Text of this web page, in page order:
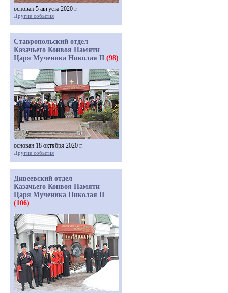
основан 5 августа 2020 г.
Другие события
Ставропольский отдел
Казачьего Конвоя Памяти
Царя Мученика Николая II (98)
основан 18 октября 2020 г.
Другие события
Дивеевский отдел
Казачьего Конвоя Памяти
Царя Мученика Николая II
(106)